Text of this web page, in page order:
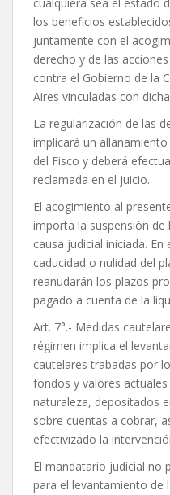
los beneficios
juntamente con el
derecho y de las
contra el Gobierno de la
Aires vinculadas con
La regularización de las
implicará un
del Fisco y deberá
reclamada en el juicio.
El acogimiento al
importa la suspensión de
causa judicial iniciada.
caducidad o nulidad del
reanudarán los plazos
pagado a cuenta de la
Art. 7°.- Medidas
régimen implica el
cautelares trabadas por
fondos y valores
naturaleza, depositados
sobre cuentas a cobrar,
efectivizado la
El mandatario judicial no
para el levantamiento de